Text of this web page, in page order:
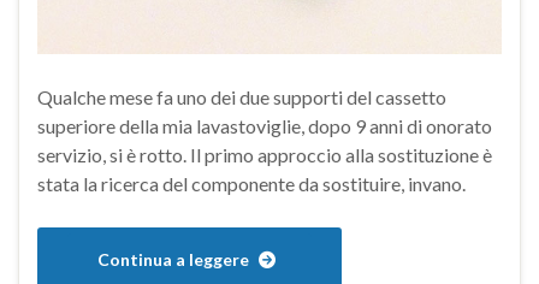
Qualche mese fa uno dei due supporti del cassetto
superiore della mia lavastoviglie, dopo 9 anni di onorato
servizio, si è rotto. Il primo approccio alla sostituzione è
stata la ricerca del componente da sostituire, invano.
Continua a leggere